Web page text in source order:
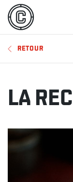
MENU
OFFRES
RETOUR
LA